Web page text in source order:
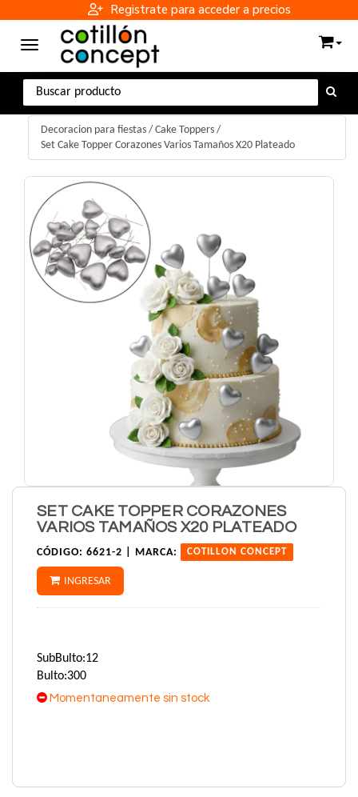
Registrate para acceder a precios
Toggle navigation
Decoracion para fiestas / Cake Toppers /
Set Cake Topper Corazones Varios Tamaños X20 Plateado
SET CAKE TOPPER CORAZONES
VARIOS TAMAÑOS X20 PLATEADO
CÓDIGO: 6621-2 | MARCA: COTILLON CONCEPT
INGRESAR
SubBulto:12
Bulto:300
Momentaneamente sin stock